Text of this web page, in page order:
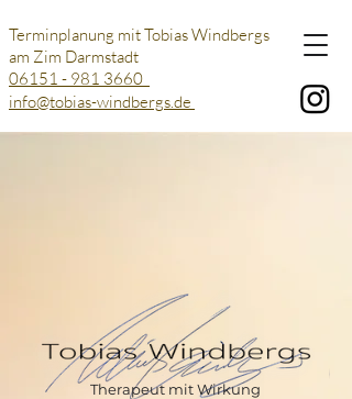
Terminplanung mit Tobias Windbergs
am Zim Darmstadt
06151 - 981 3660
info@tobias-windbergs.de
Therapeut mit Wirkung